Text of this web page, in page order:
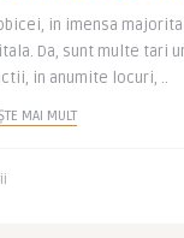
in imensa
Da, sunt multe tari
in anumite locuri, ..
MAI MULT